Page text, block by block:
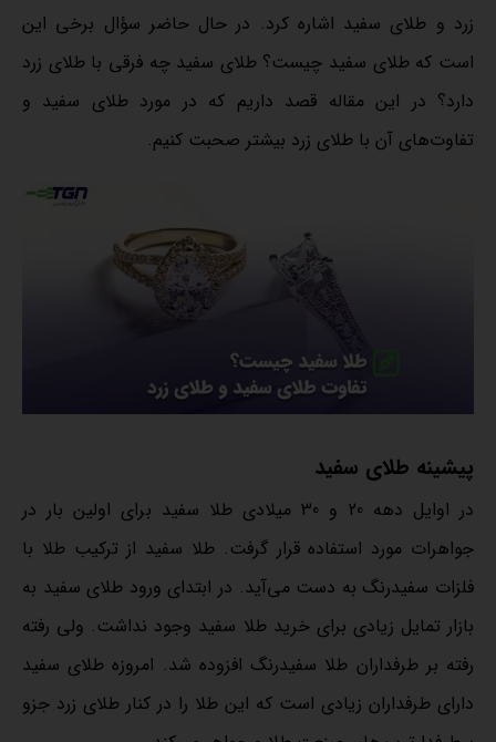
زرد و طلای سفید اشاره کرد. در حال حاضر سؤال برخی این
است که طلای سفید چیست؟ طلای سفید چه فرقی با طلای زرد
دارد؟ در این مقاله قصد داریم که در مورد طلای سفید و
تفاوت‌های آن با طلای زرد بیشتر صحبت کنیم.
پیشینه طلای سفید
در اوایل دهه 20 و 30 میلادی طلا سفید برای اولین بار در
جواهرات مورد استفاده قرار گرفت. طلا سفید از ترکیب طلا با
فلزات سفیدرنگ به دست می‌آید. در ابتدای ورود طلای سفید به
بازار تمایل زیادی برای خرید طلا سفید وجود نداشت. ولی رفته
رفته بر طرفداران طلا سفیدرنگ افزوده شد. امروزه طلای سفید
دارای طرفداران زیادی است که این طلا را در کنار طلای زرد جزو